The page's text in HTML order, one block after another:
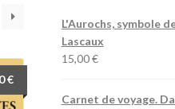
€
L'Aurochs, symbole
Lascaux
15,00€
Carnet de voyage.